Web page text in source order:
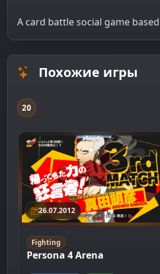
A card battle social game
Похожие игры
20
26.07.2012
Fighting
Persona 4 Arena